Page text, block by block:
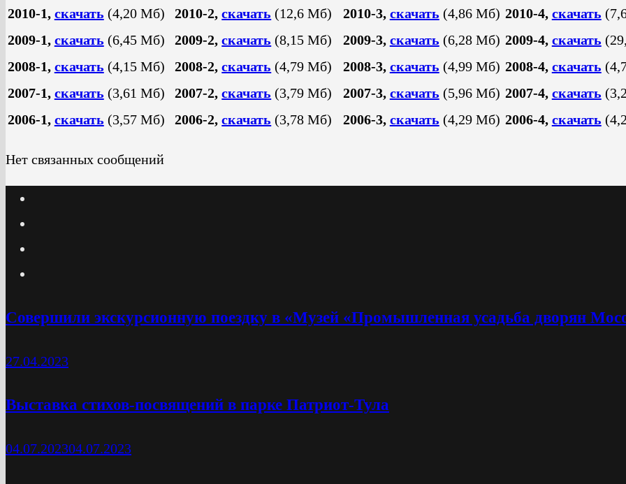
2010-1, скачать (4,20 Мб) 2010-2,скачать (12,6 Мб) 2010-3, скачать (4,86 Мб) 2010-4, скачать
2009-1, скачать (6,45 Мб) 2009-2,скачать (8,15 Мб) 2009-3, скачать (6,28 Мб) 2009-4, скачать
2008-1, скачать (4,15 Мб) 2008-2,скачать (4,79 Мб) 2008-3, скачать (4,99 Мб) 2008-4, скачать
2007-1, скачать (3,61 Мб) 2007-2,скачать (3,79 Мб) 2007-3, скачать (5,96 Мб) 2007-4, скачать
2006-1, скачать (3,57 Мб) 2006-2,скачать (3,78 Мб) 2006-3, скачать (4,29 Мб) 2006-4, скачать
Нет связанных сообщений
Cовершили экскурсионную поездку в «Музей «Промышленная усадьба дворян
27.04.2023
Выставка стихов-посвящений в парке Патриот-Тула
04.07.202304.07.2023